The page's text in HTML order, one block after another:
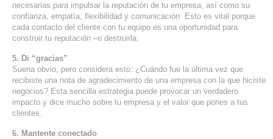
necesarias para impulsar la reputación de tu empresa, así como su
confianza, empatía, flexibilidad y comunicación. Esto es vital porque
cada contacto del cliente con tu equipo es una oportunidad para
construir tu reputación –o destruirla.
5. Di “gracias”
Suena obvio, pero considera esto: ¿Cuándo fue la última vez que
recibiste una nota de agradecimiento de una empresa con la que hiciste
negocios? Esta sencilla estrategia puede provocar un verdadero
impacto y dice mucho sobre tu empresa y el valor que pones a tus
clientes.
6. Mantente conectado